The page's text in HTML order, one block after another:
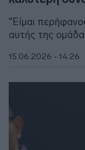
"Είμαι
αυτής της
15.06.2026 - 14:26